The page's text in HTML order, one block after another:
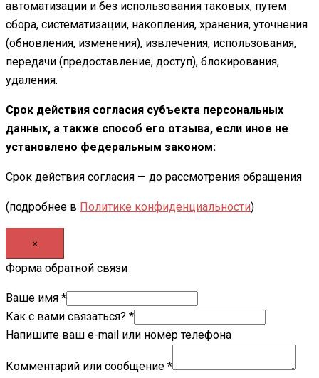
автоматизации и без использования таковых, путем
сбора, систематизации, накопления, хранения, уточнения
(обновления, изменения), извлечения, использования,
передачи (предоставление, доступ), блокирования,
удаления.
Срок действия согласия субъекта персональных
данных, а также способ его отзыва, если иное не
установлено федеральным законом:
Срок действия согласия — до рассмотрения обращения
(подробнее в Политике конфиденциальности)
×
Форма обратной связи
Ваше имя *
Как с вами связаться? *
Напишите ваш e-mail или номер телефона
Комментарий или сообщение *